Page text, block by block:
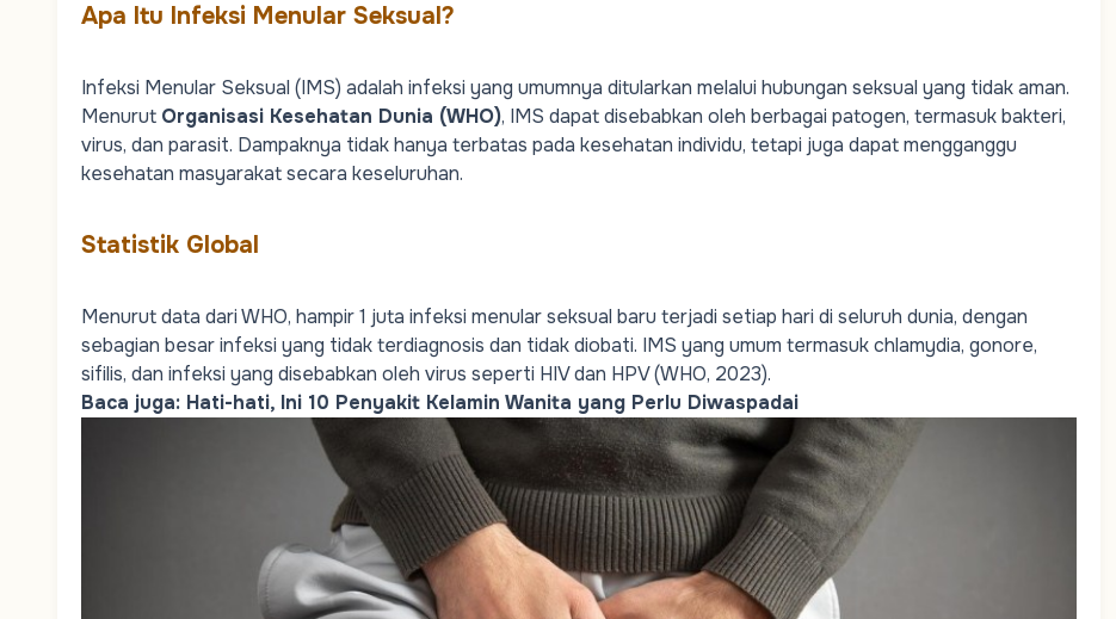
Apa Itu Infeksi Menular Seksual?
Infeksi Menular Seksual (IMS) adalah infeksi yang umumnya ditularkan melalui hubungan seksual yang tidak aman.
Menurut Organisasi Kesehatan Dunia (WHO), IMS dapat disebabkan oleh berbagai patogen, termasuk bakteri,
virus, dan parasit. Dampaknya tidak hanya terbatas pada kesehatan individu, tetapi juga dapat mengganggu
kesehatan masyarakat secara keseluruhan.
Statistik Global
Menurut data dari WHO, hampir 1 juta infeksi menular seksual baru terjadi setiap hari di seluruh dunia, dengan
sebagian besar infeksi yang tidak terdiagnosis dan tidak diobati. IMS yang umum termasuk chlamydia, gonore,
sifilis, dan infeksi yang disebabkan oleh virus seperti HIVdan HPV (WHO, 2023).
Baca juga: Hati-hati, Ini 10 Penyakit Kelamin Wanita yang Perlu Diwaspadai